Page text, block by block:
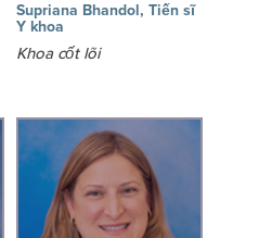
Supriana Bhandol, Tiến sĩ
Y khoa
Khoa cốt lõi